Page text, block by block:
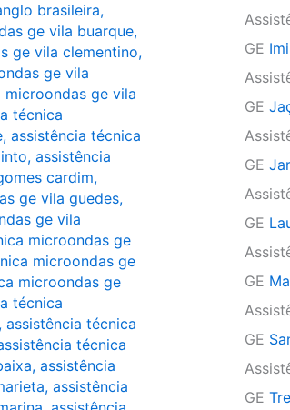
brasileira,
ge vila buarque,
ge vila clementino,
ge vila
ge vila
técnica
, assistência técnica
, assistência
cardim,
ge vila guedes,
ge vila
microondas ge
microondas ge
microondas ge
técnica
, assistência técnica
técnica
, assistência
, assistência
GE
GE
GE
GE
GE
GE
GE